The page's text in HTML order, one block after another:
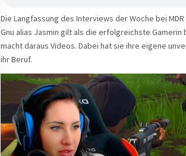
Die Langfassung des Interviews der Woche bei
Gnu alias Jasmin gilt als die erfolgreichste Gamerin
macht daraus Videos. Dabei hat sie ihre eigene
ihr Beruf.